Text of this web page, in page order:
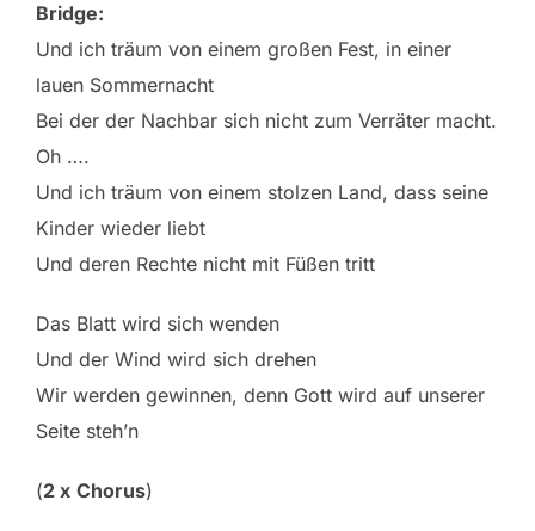
Bridge:
Und ich träum von einem großen Fest, in einer
lauen Sommernacht
Bei der der Nachbar sich nicht zum Verräter macht.
Oh ….
Und ich träum von einem stolzen Land, dass seine
Kinder wieder liebt
Und deren Rechte nicht mit Füßen tritt
Das Blatt wird sich wenden
Und der Wind wird sich drehen
Wir werden gewinnen, denn Gott wird auf unserer
Seite steh’n
(2 x Chorus)